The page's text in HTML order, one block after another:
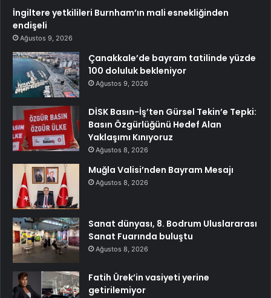
İngiltere yetkilileri Burnham’ın mali esnekliğinden
endişeli
Ağustos 9, 2026
Çanakkale’de bayram tatilinde yüzde
100 doluluk bekleniyor
Ağustos 9, 2026
DİSK Basın-İş’ten Gürsel Tekin’e Tepki:
Basın Özgürlüğünü Hedef Alan
Yaklaşımı Kınıyoruz
Ağustos 8, 2026
Muğla Valisi’nden Bayram Mesajı
Ağustos 8, 2026
Sanat dünyası, 8. Bodrum Uluslararası
Sanat Fuarında buluştu
Ağustos 8, 2026
Fatih Ürek’in vasiyeti yerine
getirilemiyor